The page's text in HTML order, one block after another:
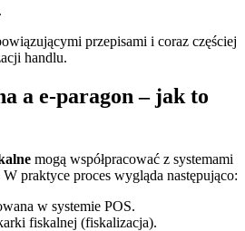
przepisami i coraz częściej
handlu.
a e-paragon – jak to
mogą współpracować z systemami
praktyce proces wygląda następująco:
w systemie POS.
fiskalnej (fiskalizacja).